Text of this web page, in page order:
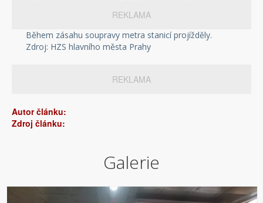
REKLAMA
Během zásahu soupravy metra stanicí projížděly.
Zdroj: HZS hlavního města Prahy
REKLAMA
Autor článku:
Zdroj článku:
Galerie